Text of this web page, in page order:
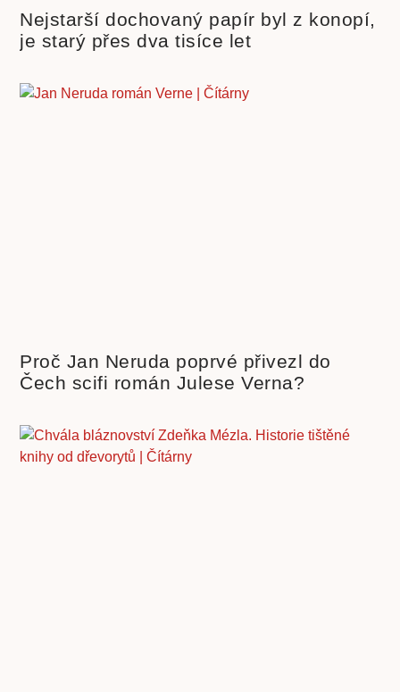
Nejstarší dochovaný papír byl z konopí,
je starý přes dva tisíce let
Proč Jan Neruda poprvé přivezl do
Čech scifi román Julese Verna?